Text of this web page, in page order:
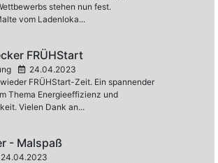
stehen nun fest.
vom Ladenloka...
FRÜHStart
24.04.2023
FRÜHStart-Zeit. Ein spannender
Thema Energieeffizienz und
Vielen Dank an...
- Malspaß
24.04.2023